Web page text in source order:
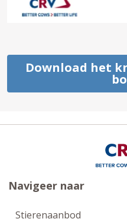
Download het
Navigeer naar
Stierenaanbod